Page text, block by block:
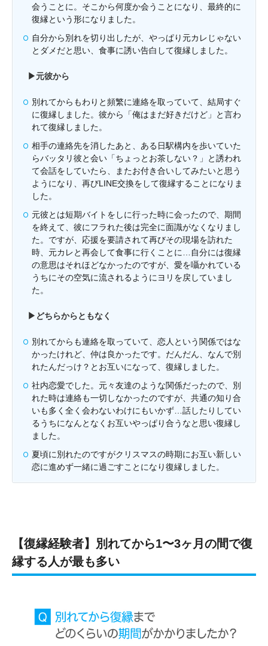
会うことに。そこから何度か会うことになり、最終的に
復縁という形になりました。
自分から別れを切り出したが、やっぱり元カレじゃない
とダメだと思い、食事に誘い告白して復縁しました。
▶︎元彼から
別れてからもわりと頻繁に連絡を取っていて、結局すぐ
に復縁しました。彼から「俺はまだ好きだけど」と言わ
れて復縁しました。
相手の連絡先を消したあと、ある日駅構内を歩いていた
らバッタリ彼と会い「ちょっとお茶しない？」と誘われ
て会話をしていたら、またお付き合いしてみたいと思う
ようになり、再びLINE交換をして復縁することになりま
した。
元彼とは短期バイトをしに行った時に会ったので、期間
を終えて、彼にフラれた後は完全に面識がなくなりまし
た。ですが、応援を要請されて再びその現場を訪れた
時、元カレと再会して食事に行くことに…自分には復縁
の意思はそれほどなかったのですが、愛を囁かれている
うちにその空気に流されるようにヨリを戻していまし
た。
▶︎どちらからともなく
別れてからも連絡を取っていて、恋人という関係ではな
かったけれど、仲は良かったです。だんだん、なんで別
れたんだっけ？とお互いになって、復縁しました。
社内恋愛でした。元々友達のような関係だったので、別
れた時は連絡も一切しなかったのですが、共通の知り合
いも多く全く会わないわけにもいかず…話したりしてい
るうちになんとなくお互いやっぱり合うなと思い復縁し
ました。
夏頃に別れたのですがクリスマスの時期にお互い新しい
恋に進めず一緒に過ごすことになり復縁しました。
【復縁経験者】別れてから1〜3ヶ月の間で復
縁する人が最も多い